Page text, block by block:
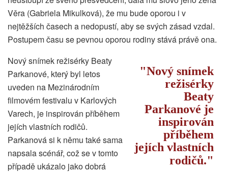
Věra (Gabriela Mikulková), že mu bude oporou i v
nejtěžších časech a nedopustí, aby se svých zásad vzdal.
Postupem času se pevnou oporou rodiny stává právě ona.
Nový snímek
režisérky
Beaty
Parkanové je
inspirován
příběhem
jejích vlastních
rodičů.
Nový snímek režisérky Beaty
Parkanové, který byl letos
uveden na Mezinárodním
filmovém festivalu v Karlových
Varech, je inspirován příběhem
jejích vlastních rodičů.
Parkanová si k němu také sama
napsala scénář, což se v tomto
případě ukázalo jako dobrá